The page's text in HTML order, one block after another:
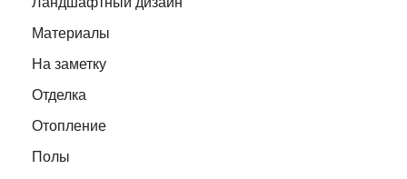
Материалы
На заметку
Отделка
Отопление
Полы